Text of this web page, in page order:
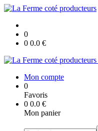
0
0 0.0 €
Mon compte
0
Favoris
0 0.0 €
Mon panier